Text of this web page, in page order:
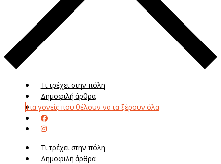
Τι τρέχει στην πόλη
Δημοφιλή άρθρα
Για γονείς που θέλουν να τα ξέρουν όλα
Τι τρέχει στην πόλη
Δημοφιλή άρθρα